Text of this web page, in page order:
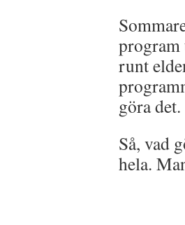
program
runt
göra det.
Så, vad
hela.